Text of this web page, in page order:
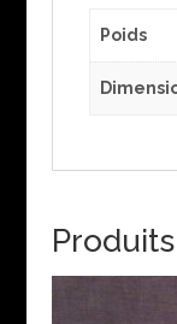
Poids